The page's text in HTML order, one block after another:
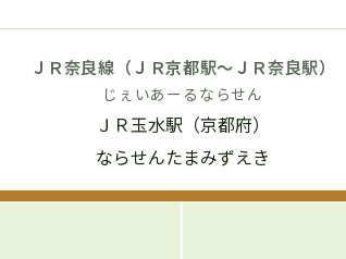
ＪＲ奈良線（ＪＲ京都駅～ＪＲ奈良駅）
じぇいあーるならせん
ＪＲ玉水駅（京都府）
ならせんたまみずえき